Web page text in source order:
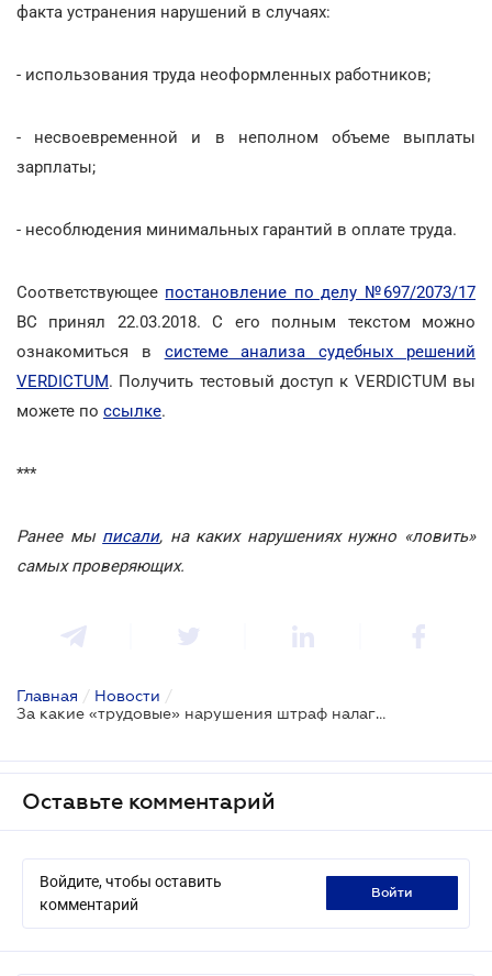
факта устранения нарушений в случаях:
- использования труда неоформленных работников;
- несвоевременной и в неполном объеме выплаты
зарплаты;
- несоблюдения минимальных гарантий в оплате труда.
Соответствующее постановление по делу №697/2073/17
ВС принял 22.03.2018. С его полным текстом можно
ознакомиться в системе анализа судебных решений
VERDICTUM. Получить тестовый доступ к VERDICTUM вы
можете по ссылке.
***
Ранее мы писали, на каких нарушениях нужно «ловить»
самых проверяющих.
Главная / Новости /
За какие «трудовые» нарушения штраф налагается в любом случае?
Оставьте комментарий
Войдите, чтобы оставить
комментарий
войти